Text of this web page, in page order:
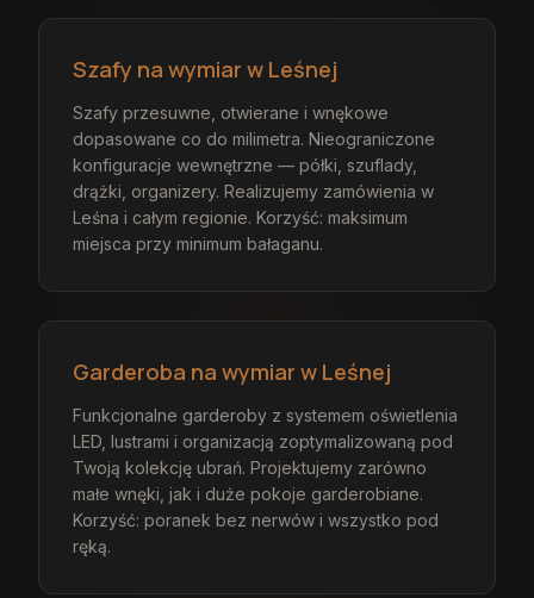
Szafy na wymiar w Leśnej
Szafy przesuwne, otwierane i wnękowe
dopasowane co do milimetra. Nieograniczone
konfiguracje wewnętrzne — półki, szuflady,
drążki, organizery. Realizujemy zamówienia w
Leśna i całym regionie. Korzyść: maksimum
miejsca przy minimum bałaganu.
Garderoba na wymiar w Leśnej
Funkcjonalne garderoby z systemem oświetlenia
LED, lustrami i organizacją zoptymalizowaną pod
Twoją kolekcję ubrań. Projektujemy zarówno
małe wnęki, jak i duże pokoje garderobiane.
Korzyść: poranek bez nerwów i wszystko pod
ręką.